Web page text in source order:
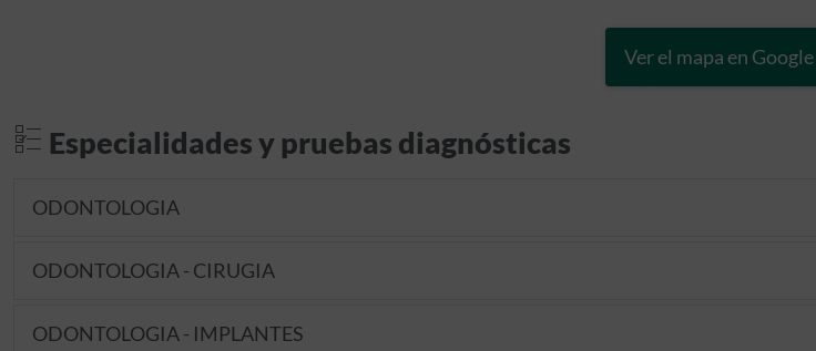
Ver el mapa en
Especialidades y pruebas diagnósticas
ODONTOLOGIA
ODONTOLOGIA - CIRUGIA
ODONTOLOGIA - IMPLANTES